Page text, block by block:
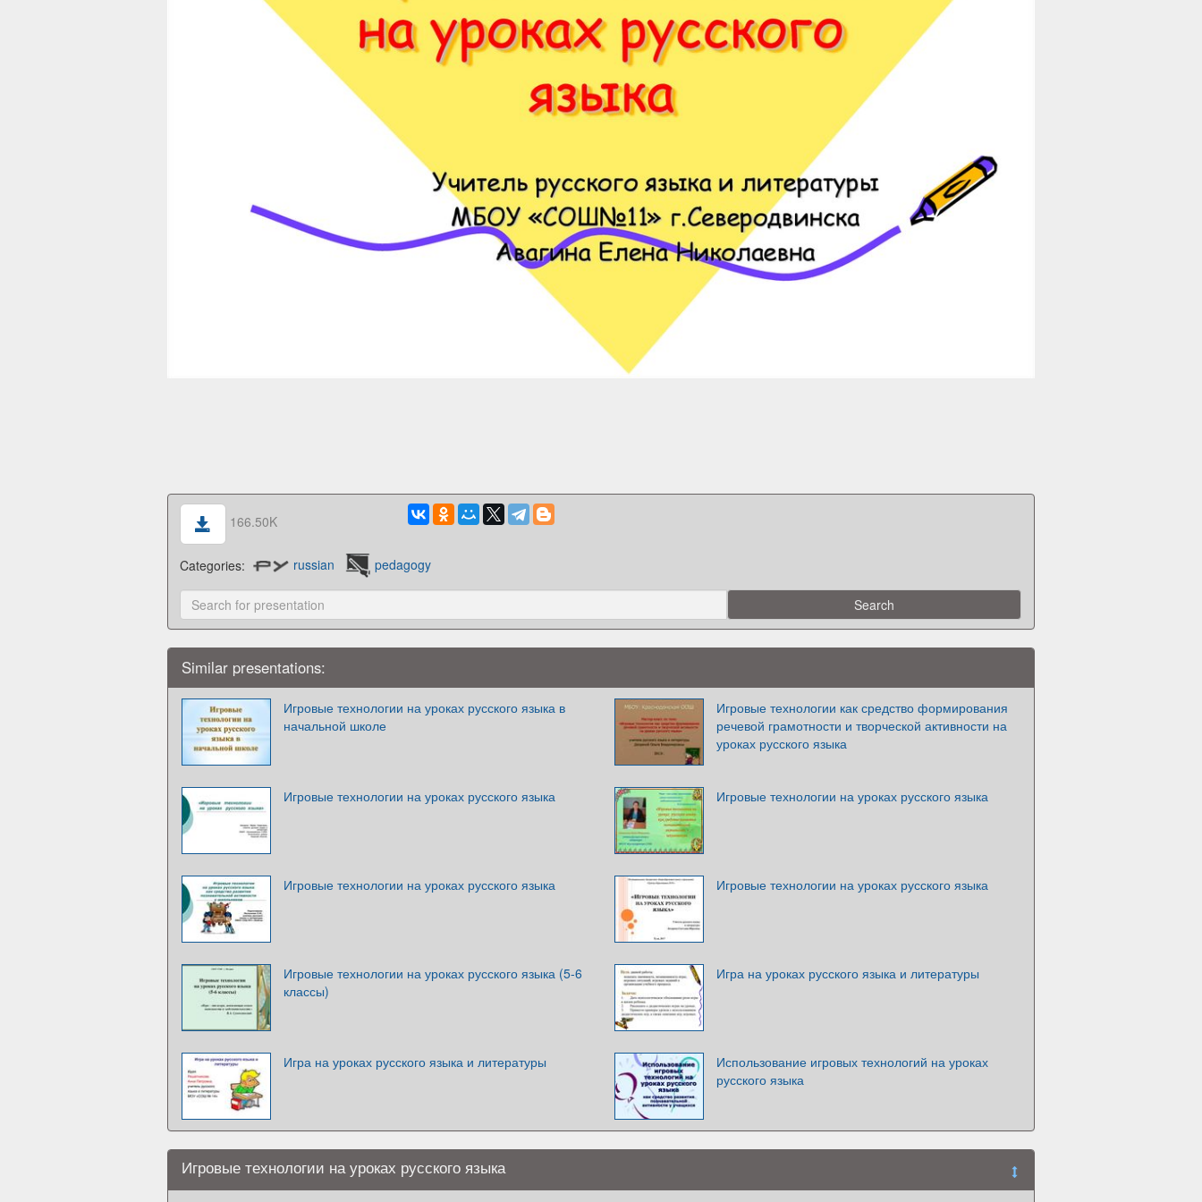
166.50K
Categories: russian pedagogy
Similar presentations:
Игровые технологии на уроках русского языка в
начальной школе
Игровые технологии как средство формирования
речевой грамотности и творческой активности на
уроках русского языка
Игровые технологии на уроках русского языка Игровые технологии на уроках русского языка
Игровые технологии на уроках русского языка Игровые технологии на уроках русского языка
Игровые технологии на уроках русского языка (5-6
классы)
Игра на уроках русского языка и литературы
Игра на уроках русского языка и литературы
Использование игровых технологий на уроках
русского языка
Игровые технологии на уроках русского языка